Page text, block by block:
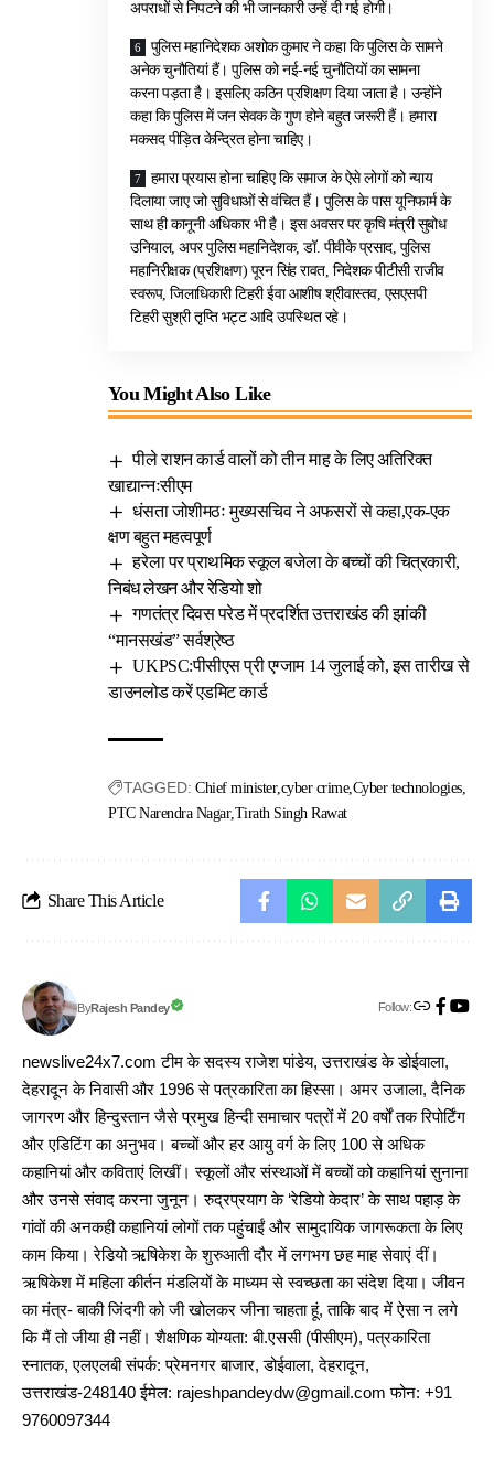
अपराधों से निपटने की भी जानकारी उन्हें दी गई होगी।
पुलिस महानिदेशक अशोक कुमार ने कहा कि पुलिस के सामने
अनेक चुनौतियां हैं। पुलिस को नई-नई चुनौतियों का सामना
करना पड़ता है। इसलिए कठिन प्रशिक्षण दिया जाता है। उन्होंने
कहा कि पुलिस में जन सेवक के गुण होने बहुत जरूरी हैं। हमारा
मकसद पीड़ित केन्द्रित होना चाहिए।
हमारा प्रयास होना चाहिए कि समाज के ऐसे लोगों को न्याय
दिलाया जाए जो सुविधाओं से वंचित हैं। पुलिस के पास यूनिफार्म के
साथ ही कानूनी अधिकार भी है। इस अवसर पर कृषि मंत्री सुबोध
उनियाल, अपर पुलिस महानिदेशक, डॉ. पीवीके प्रसाद, पुलिस
महानिरीक्षक (प्रशिक्षण) पूरन सिंह रावत, निदेशक पीटीसी राजीव
स्वरूप, जिलाधिकारी टिहरी ईवा आशीष श्रीवास्तव, एसएसपी
टिहरी सुश्री तृप्ति भट्ट आदि उपस्थित रहे।
You Might Also Like
पीले राशन कार्ड वालों को तीन माह के लिए अतिरिक्त
खाद्यान्नःसीएम
धंसता जोशीमठः मुख्यसचिव ने अफसरों से कहा,एक-एक
क्षण बहुत महत्वपूर्ण
हरेला पर प्राथमिक स्कूल बजेला के बच्चों की चित्रकारी,
निबंध लेखन और रेडियो शो
गणतंत्र दिवस परेड में प्रदर्शित उत्तराखंड की झांकी
“मानसखंड” सर्वश्रेष्ठ
UKPSC:पीसीएस प्री एग्जाम 14 जुलाई को, इस तारीख से
डाउनलोड करें एडमिट कार्ड
TAGGED: Chief minister cyber crime Cyber technologies
PTC Narendra Nagar Tirath Singh Rawat
Share This Article
ByRajesh Pandey Follow:
newslive24x7.com टीम के सदस्य राजेश पांडेय, उत्तराखंड के डोईवाला,
देहरादून के निवासी और 1996 से पत्रकारिता का हिस्सा। अमर उजाला, दैनिक
जागरण और हिन्दुस्तान जैसे प्रमुख हिन्दी समाचार पत्रों में 20 वर्षों तक रिपोर्टिंग
और एडिटिंग का अनुभव। बच्चों और हर आयु वर्ग के लिए 100 से अधिक
कहानियां और कविताएं लिखीं। स्कूलों और संस्थाओं में बच्चों को कहानियां सुनाना
और उनसे संवाद करना जुनून। रुद्रप्रयाग के ‘रेडियो केदार’ के साथ पहाड़ के
गांवों की अनकही कहानियां लोगों तक पहुंचाईं और सामुदायिक जागरूकता के लिए
काम किया। रेडियो ऋषिकेश के शुरुआती दौर में लगभग छह माह सेवाएं दीं।
ऋषिकेश में महिला कीर्तन मंडलियों के माध्यम से स्वच्छता का संदेश दिया। जीवन
का मंत्र- बाकी जिंदगी को जी खोलकर जीना चाहता हूं, ताकि बाद में ऐसा न लगे
कि मैं तो जीया ही नहीं। शैक्षणिक योग्यता: बी.एससी (पीसीएम), पत्रकारिता
स्नातक, एलएलबी संपर्क: प्रेमनगर बाजार, डोईवाला, देहरादून,
उत्तराखंड-248140 ईमेल: rajeshpandeydw@gmail.com फोन: +91
9760097344